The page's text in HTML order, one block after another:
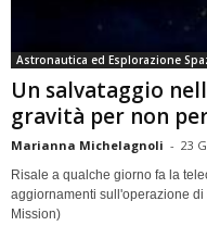
Astronautica ed Esplorazione
Un salvataggio
gravità per non
Marianna Michelagnoli - 23
Risale a qualche giorno fa la
aggiornamenti sull'operazione
Mission)